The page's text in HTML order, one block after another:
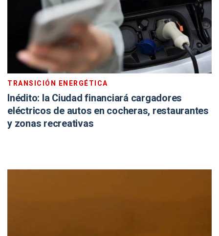
TRANSICIÓN ENERGÉTICA
Inédito: la Ciudad financiará cargadores
eléctricos de autos en cocheras, restaurantes
y zonas recreativas